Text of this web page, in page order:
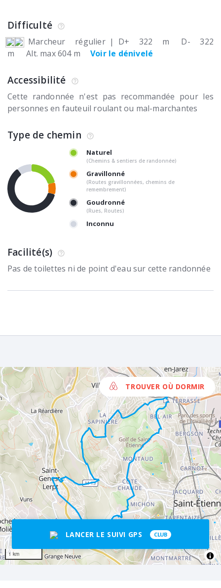
Difficulté
Marcheur régulier | D+ 322 m
D- 322
m
Alt. max 604 m Voir le dénivelé
Accessibilité
Cette randonnée n'est pas recommandée pour les
personnes en fauteuil roulant ou mal-marchantes
Type de chemin
Naturel
(Chemins & sentiers de randonnée)
Gravillonné
(Routes gravillonnées, chemins de
remembrement)
Goudronné
(Rues, Routes)
Inconnu
Facilité(s)
Pas de toilettes ni de point d'eau sur cette randonnée
1 km
TROUVER OÙ DORMIR
LANCER LE SUIVI GPS CLUB